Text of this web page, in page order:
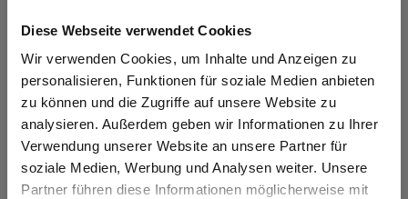
Diese Webseite verwendet Cookies
Wir verwenden Cookies, um Inhalte und Anzeigen zu
personalisieren, Funktionen für soziale Medien anbieten
zu können und die Zugriffe auf unsere Website zu
analysieren. Außerdem geben wir Informationen zu Ihrer
Verwendung unserer Website an unsere Partner für
soziale Medien, Werbung und Analysen weiter. Unsere
Partner führen diese Informationen möglicherweise mit
Events Archive